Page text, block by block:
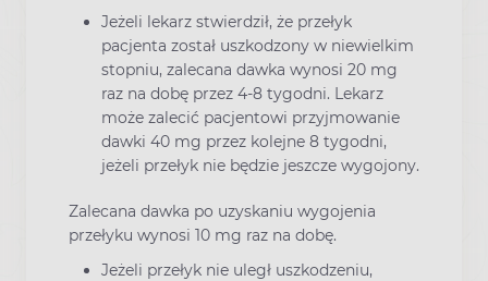
Jeżeli lekarz stwierdził, że przełyk
pacjenta został uszkodzony w niewielkim
stopniu, zalecana dawka wynosi 20 mg
raz na dobę przez 4-8 tygodni. Lekarz
może zalecić pacjentowi przyjmowanie
dawki 40 mg przez kolejne 8 tygodni,
jeżeli przełyk nie będzie jeszcze wygojony.
Zalecana dawka po uzyskaniu wygojenia
przełyku wynosi 10 mg raz na dobę.
Jeżeli przełyk nie uległ uszkodzeniu,